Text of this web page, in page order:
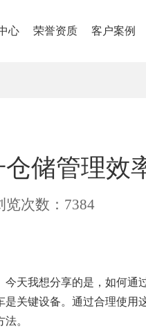
心 荣誉资质 客户案例
储管理效
览次数：7384
天我想分享的是，如何通
关键设备。通过合理使用
。